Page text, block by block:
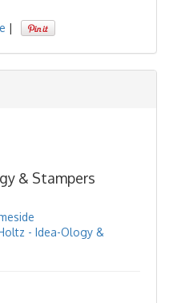
|
& Stampers
- Idea-Ology &